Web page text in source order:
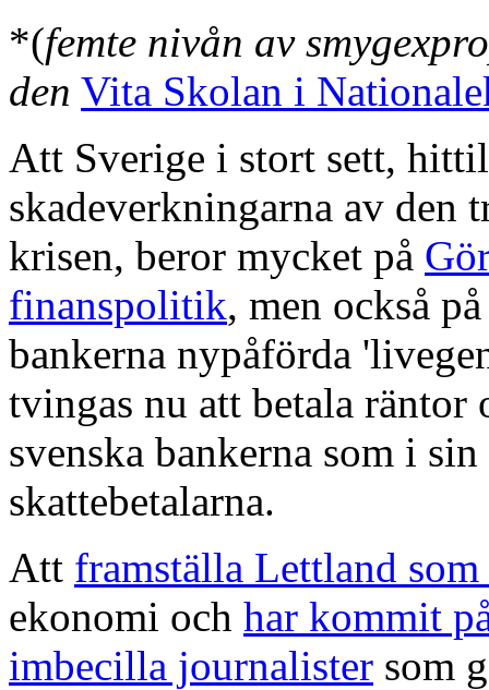
*(femte nivån av
den Vita Skolan i
Att Sverige i stort sett,
skadeverkningarna av den
krisen, beror mycket på
finanspolitik, men också
bankerna nypåförda
tvingas nu att betala
svenska bankerna som i
skattebetalarna.
Att framställa Lettland
ekonomi och har kommit
imbecilla journalister som